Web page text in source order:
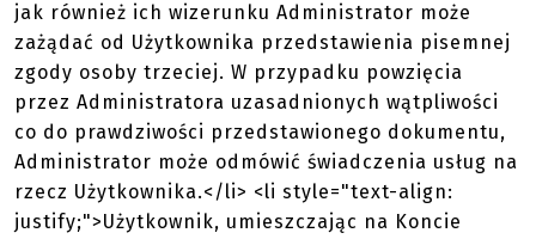
jak również ich wizerunku Administrator może
zażądać od Użytkownika przedstawienia pisemnej
zgody osoby trzeciej. W przypadku powzięcia
przez Administratora uzasadnionych wątpliwości
co do prawdziwości przedstawionego dokumentu,
Administrator może odmówić świadczenia usług na
rzecz Użytkownika.</li> <li style="text-align:
justify;">Użytkownik, umieszczając na Koncie